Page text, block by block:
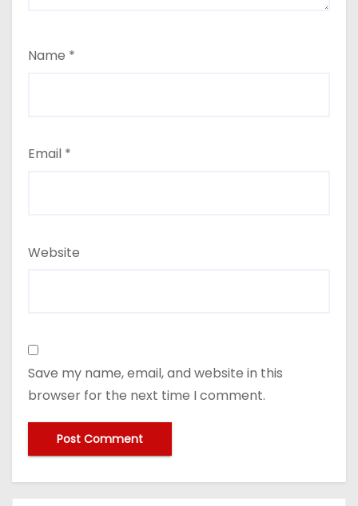
Name *
Email *
Website
Save my name, email, and website in this
browser for the next time I comment.